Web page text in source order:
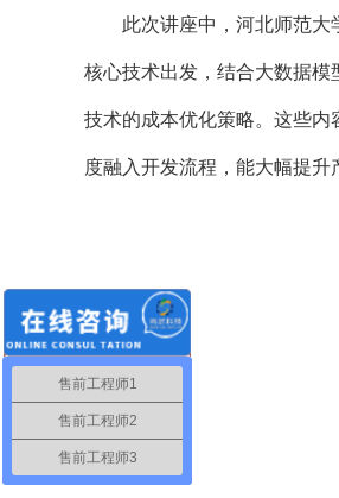
此次讲座中，河北师范大
核心技术出发，结合大数据模
技术的成本优化策略。这些
度融入开发流程，能大幅提升
售前工程师1
售前工程师2
售前工程师3